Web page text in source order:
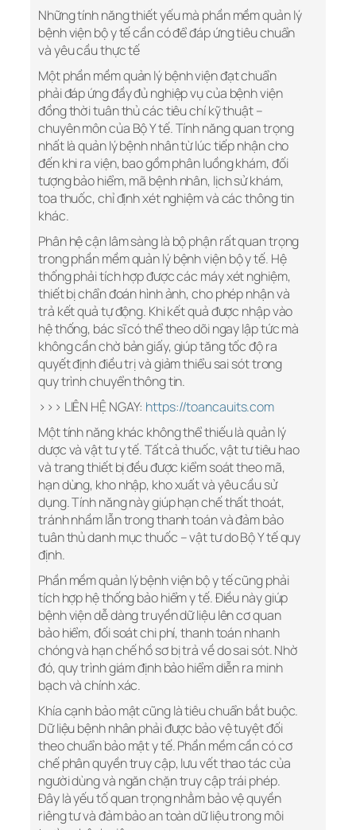
Những tính năng thiết yếu mà phần mềm quản lý
bệnh viện bộ y tế cần có để đáp ứng tiêu chuẩn
và yêu cầu thực tế
Một phần mềm quản lý bệnh viện đạt chuẩn
phải đáp ứng đầy đủ nghiệp vụ của bệnh viện
đồng thời tuân thủ các tiêu chí kỹ thuật –
chuyên môn của Bộ Y tế. Tính năng quan trọng
nhất là quản lý bệnh nhân từ lúc tiếp nhận cho
đến khi ra viện, bao gồm phân luồng khám, đối
tượng bảo hiểm, mã bệnh nhân, lịch sử khám,
toa thuốc, chỉ định xét nghiệm và các thông tin
khác.
Phân hệ cận lâm sàng là bộ phận rất quan trọng
trong phần mềm quản lý bệnh viện bộ y tế. Hệ
thống phải tích hợp được các máy xét nghiệm,
thiết bị chẩn đoán hình ảnh, cho phép nhận và
trả kết quả tự động. Khi kết quả được nhập vào
hệ thống, bác sĩ có thể theo dõi ngay lập tức mà
không cần chờ bản giấy, giúp tăng tốc độ ra
quyết định điều trị và giảm thiểu sai sót trong
quy trình chuyển thông tin.
>>> LIÊN HỆ NGAY: https://toancauits.com
Một tính năng khác không thể thiếu là quản lý
dược và vật tư y tế. Tất cả thuốc, vật tư tiêu hao
và trang thiết bị đều được kiểm soát theo mã,
hạn dùng, kho nhập, kho xuất và yêu cầu sử
dụng. Tính năng này giúp hạn chế thất thoát,
tránh nhầm lẫn trong thanh toán và đảm bảo
tuân thủ danh mục thuốc – vật tư do Bộ Y tế quy
định.
Phần mềm quản lý bệnh viện bộ y tế cũng phải
tích hợp hệ thống bảo hiểm y tế. Điều này giúp
bệnh viện dễ dàng truyền dữ liệu lên cơ quan
bảo hiểm, đối soát chi phí, thanh toán nhanh
chóng và hạn chế hồ sơ bị trả về do sai sót. Nhờ
đó, quy trình giám định bảo hiểm diễn ra minh
bạch và chính xác.
Khía cạnh bảo mật cũng là tiêu chuẩn bắt buộc.
Dữ liệu bệnh nhân phải được bảo vệ tuyệt đối
theo chuẩn bảo mật y tế. Phần mềm cần có cơ
chế phân quyền truy cập, lưu vết thao tác của
người dùng và ngăn chặn truy cập trái phép.
Đây là yếu tố quan trọng nhằm bảo vệ quyền
riêng tư và đảm bảo an toàn dữ liệu trong môi